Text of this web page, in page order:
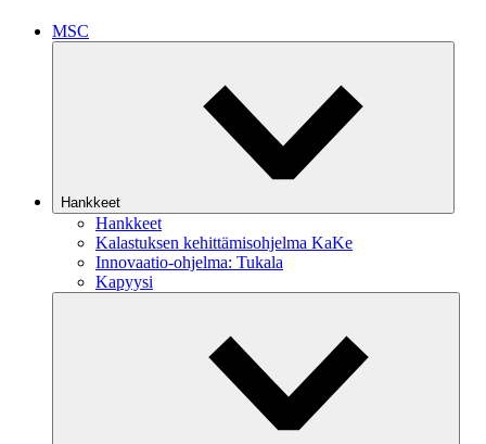
MSC
Hankkeet
Hankkeet
Kalastuksen kehittämisohjelma KaKe
Innovaatio-ohjelma: Tukala
Kapyysi